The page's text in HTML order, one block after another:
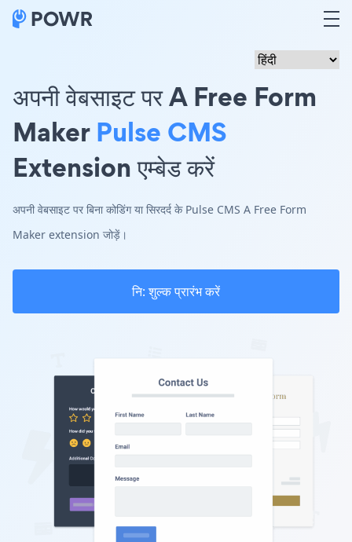
अपनी वेबसाइट पर A Free Form
MakerPulse CMS
Extension एम्बेड करें
अपनी वेबसाइट पर बिना कोडिंग या सिरदर्द के Pulse CMS A Free Form
Maker extension जोड़ें।
नि: शुल्क प्रारंभ करें